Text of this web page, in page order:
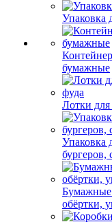
Упаковка
бумажные
Лотки для
Упаковка
бургеров,
Бумажные
обёртки,